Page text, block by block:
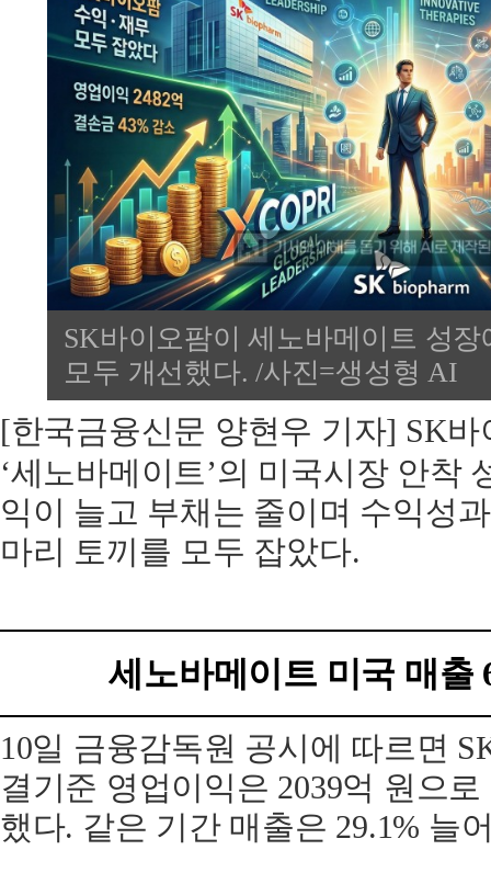
SK바이오팜이 세노바메이트 성
모두 개선했다. /사진=생성형 AI
[한국금융신문 양현우 기자] SK
‘세노바메이트’의 미국시장 안착
익이 늘고 부채는 줄이며 수익성
마리 토끼를 모두 잡았다.
세노바메이트 미국 매출
10일 금융감독원 공시에 따르면
결기준 영업이익은 2039억 원으
했다. 같은 기간 매출은 29.1% 늘